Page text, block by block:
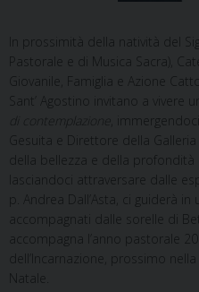
In prossimità della natività del
Pastorale e di Musica Sacra),
Giovanile, Famiglia e Azione
Sant’ Agostino invitano a vivere
di contemplazione
,
Gesuita e Direttore della
della bellezza e della profondità
lasciandoci attraversare dalle
p. Andrea Dall’Asta, ci guiderà in
accompagnati dalle sorelle di
accompagna l’anno pastorale
dell’Incarnazione, prossimo
Natale.